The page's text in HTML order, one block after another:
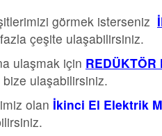
görmek isterseniz
çeşite ulaşabilirsiniz.
ulaşmak için REDÜKTÖR
ulaşabilirsiniz.
olan İkinci El Elektrik